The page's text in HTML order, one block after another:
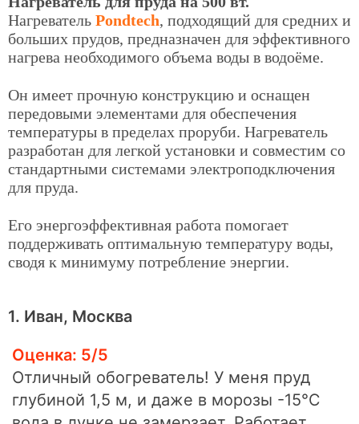
Нагреватель Pondtech, подходящий для средних и
больших прудов, предназначен для эффективного
нагрева необходимого объема воды в водоёме.
Он имеет прочную конструкцию и оснащен
передовыми элементами для обеспечения
температуры в пределах проруби. Нагреватель
разработан для легкой установки и совместим со
стандартными системами электроподключения
для пруда.
Его энергоэффективная работа помогает
поддерживать оптимальную температуру воды,
сводя к минимуму потребление энергии.
1. Иван, Москва
Оценка: 5/5
Отличный обогреватель! У меня пруд
глубиной 1,5 м, и даже в морозы -15°C